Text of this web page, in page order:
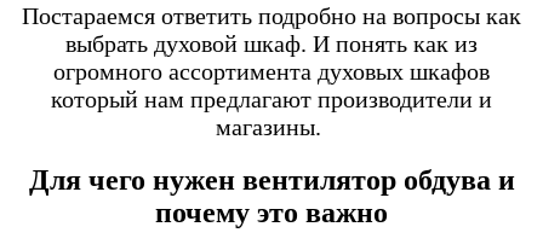
Постараемся ответить подробно на вопросы как
выбрать духовой шкаф. И понять как из
огромного ассортимента духовых шкафов
который нам предлагают производители и
магазины.
Для чего нужен вентилятор обдува и
почему это важно